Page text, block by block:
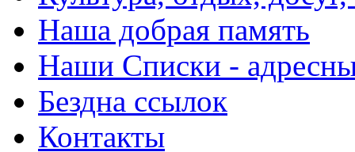
Наша добрая память
Наши Списки -
Бездна ссылок
Контакты